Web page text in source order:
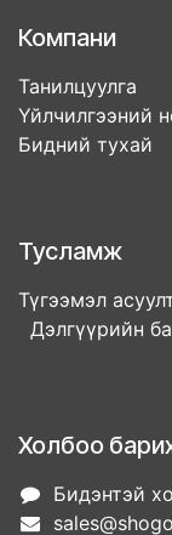
Компани
Танилцуулга
Үйлчилгээний
Бидний тухай
Тусламж
Түгээмэл
Дэлгүүрийн
Холбоо
Бидэнтэй